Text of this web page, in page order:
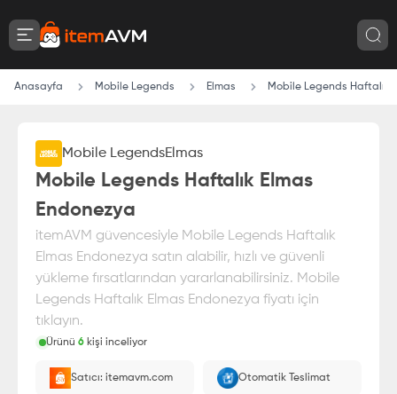
Anasayfa Mobile Legends Elmas Mobile Legends Haftalık
Mobile LegendsElmas
Mobile Legends Haftalık Elmas
Endonezya
itemAVM güvencesiyle Mobile Legends Haftalık
Elmas Endonezya satın alabilir, hızlı ve güvenli
yükleme fırsatlarından yararlanabilirsiniz. Mobile
Legends Haftalık Elmas Endonezya fiyatı için
tıklayın.
Ürünü 6 kişi inceliyor
Oyuncu ID'nize yüklenir.
Satıcı: itemavm.com Otomatik Teslimat